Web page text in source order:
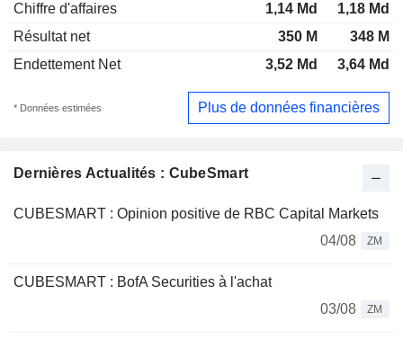
Dernières Actualités : CubeSmart
CUBESMART : Opinion positive de RBC Capital Markets
04/08
ZM
CUBESMART : BofA Securities à l'achat
03/08
ZM
Chiffre d'affaires
1,14 Md
1,18 Md
Résultat net
350 M
348 M
Endettement Net
3,52 Md 3,64 Md
* Données estimées Plus de données financières